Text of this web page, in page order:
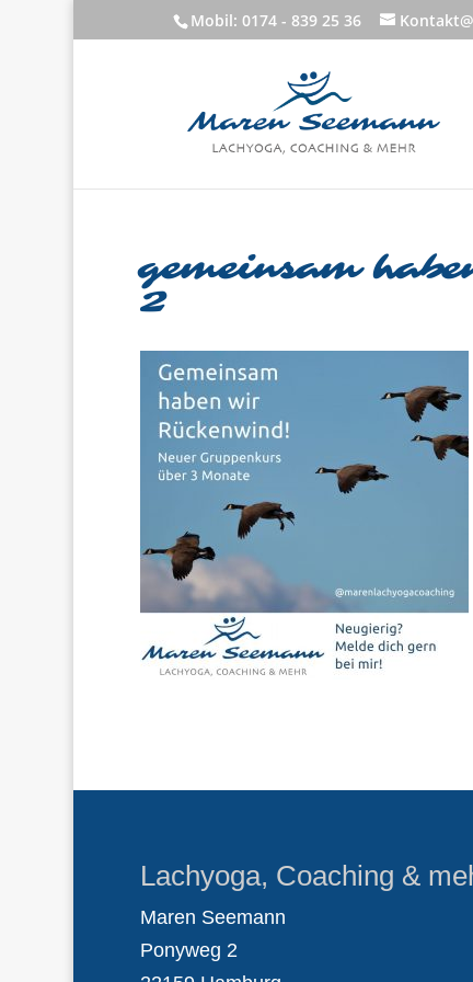
Mobil: 0174 - 839 25 36
gemeinsam
2
Lachyoga, Coaching &
Maren Seemann
Ponyweg 2